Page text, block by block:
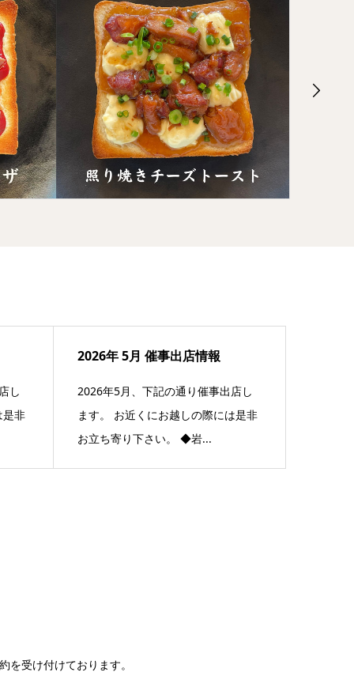
し
是非
2026年 5月 催事出店情報
2026年5月、下記の通り催事出店し
ます。 お近くにお越しの際には是非
お立ち寄り下さい。 ◆岩...
を受け付けております。